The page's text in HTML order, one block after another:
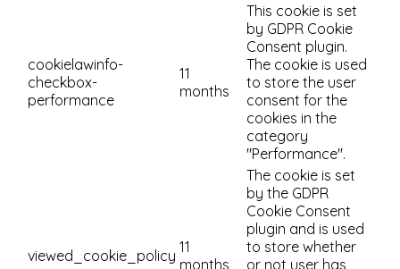
cookielawinfo-
checkbox-
performance
11
months
This cookie is set
by GDPR Cookie
Consent plugin.
The cookie is used
to store the user
consent for the
cookies in the
category
"Performance".
viewed_cookie_policy 11
months
The cookie is set
by the GDPR
Cookie Consent
plugin and is used
to store whether
or not user has